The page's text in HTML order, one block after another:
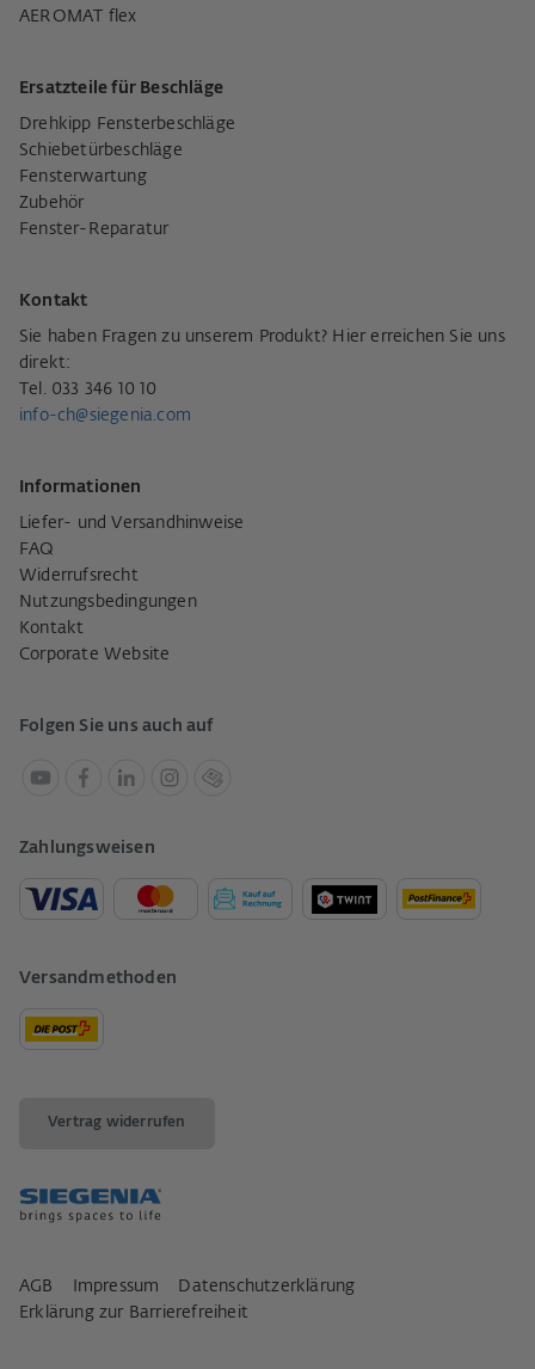
AEROMAT flex
Ersatzteile für Beschläge
Drehkipp Fensterbeschläge
Schiebetürbeschläge
Fensterwartung
Zubehör
Fenster-Reparatur
Kontakt
Sie haben Fragen zu unserem Produkt? Hier erreichen Sie uns
direkt:
Tel. 033 346 10 10
info-ch@siegenia.com
Informationen
Liefer- und Versandhinweise
FAQ
Widerrufsrecht
Nutzungsbedingungen
Kontakt
Corporate Website
Folgen Sie uns auch auf
Zahlungsweisen
Versandmethoden
Vertrag widerrufen
AGB Impressum
Datenschutzerklärung
Erklärung zur Barrierefreiheit